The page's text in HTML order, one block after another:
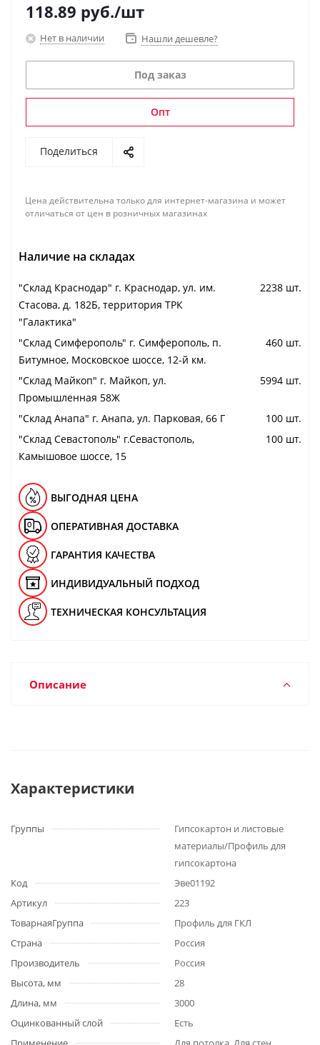
118.89 руб./шт
Нет в наличии Нашли дешевле?
Под заказ
Опт
Поделиться
Цена действительна только для интернет-магазина и может
отличаться от цен в розничных магазинах
Наличие на складах
"Cклад Краснодар" г. Краснодар, ул. им.
Стасова, д. 182Б, территория ТРК
"Галактика"
2238 шт.
"Cклад Симферополь" г. Симферополь, п.
Битумное, Московское шоссе, 12-й км.
460 шт.
"Cклад Майкоп" г. Майкоп, ул.
Промышленная 58Ж
5994 шт.
"Cклад Анапа" г. Анапа, ул. Парковая, 66 Г
100 шт.
"Cклад Севастополь" г.Севастополь,
Камышовое шоссе, 15
100 шт.
ВЫГОДНАЯ ЦЕНА
ОПЕРАТИВНАЯ ДОСТАВКА
ГАРАНТИЯ КАЧЕСТВА
ИНДИВИДУАЛЬНЫЙ ПОДХОД
ТЕХНИЧЕСКАЯ КОНСУЛЬТАЦИЯ
Описание
Характеристики
Группы
Гипсокартон и листовые
материалы/Профиль для
гипсокартона
Код
Эве01192
Артикул
223
ТоварнаяГруппа
Профиль для ГКЛ
Страна
Россия
Производитель
Россия
Высота, мм
28
Длина, мм
3000
Оцинкованный слой
Есть